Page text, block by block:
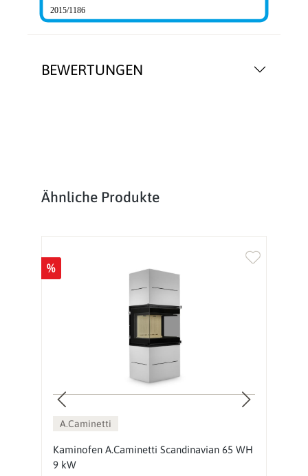
BEWERTUNGEN
2015/1186
Produktgalerie überspringen
Ähnliche Produkte
%
A.Caminetti
Kaminofen A.Caminetti Scandinavian 65 WH
9 kW